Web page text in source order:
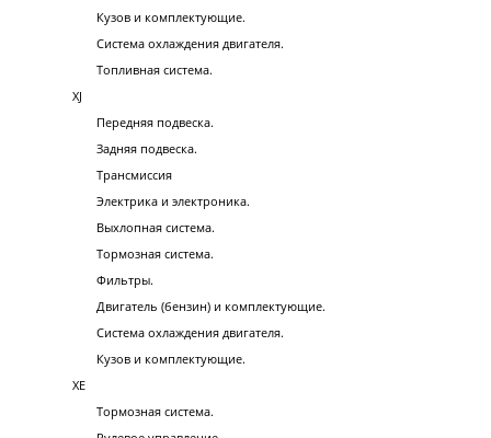
Кузов и комплектующие.
Система охлаждения двигателя.
Топливная система.
XJ
Передняя подвеска.
Задняя подвеска.
Трансмиссия
Электрика и электроника.
Выхлопная система.
Тормозная система.
Фильтры.
Двигатель (бензин) и комплектующие.
Система охлаждения двигателя.
Кузов и комплектующие.
XE
Тормозная система.